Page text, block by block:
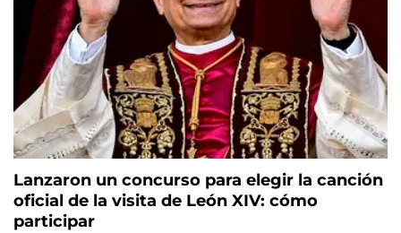
Lanzaron un concurso para elegir la canción
oficial de la visita de León XIV: cómo
participar